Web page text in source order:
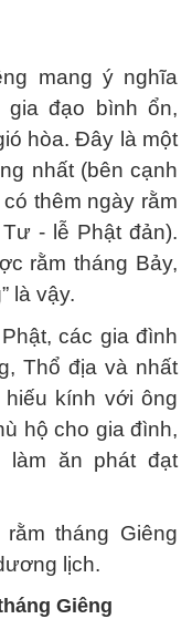
mang ý nghĩa
gia đạo bình ổn,
hòa. Đây là một
nhất (bên cạnh
thêm ngày rằm
- lễ Phật đản).
rằm tháng Bảy,
là vậy.
các gia đình
Thổ địa và nhất
kính với ông
hộ cho gia đình,
làm ăn phát đạt
tháng Giêng
lịch.
Giêng